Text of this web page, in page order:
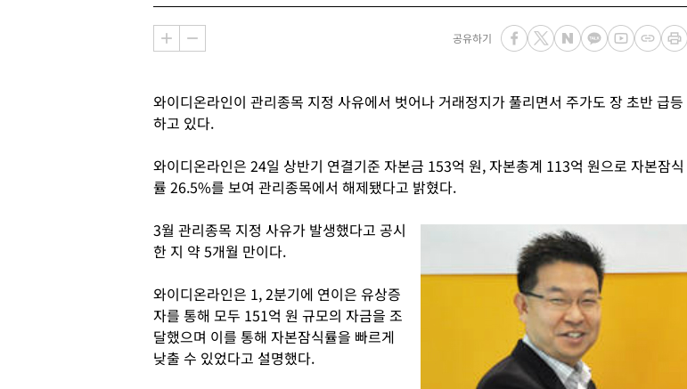
공유하기
와이디온라인이 관리종목 지정 사유에서 벗어나 거래정지가 풀리면서 주가도 장 초반 급등
하고 있다.
와이디온라인은 24일 상반기 연결기준 자본금 153억 원, 자본총계 113억 원으로 자본잠식
률 26.5%를 보여 관리종목에서 해제됐다고 밝혔다.
3월 관리종목 지정 사유가 발생했다고 공시
한 지 약 5개월 만이다.
와이디온라인은 1, 2분기에 연이은 유상증
자를 통해 모두 151억 원 규모의 자금을 조
달했으며 이를 통해 자본잠식률을 빠르게
낮출 수 있었다고 설명했다.